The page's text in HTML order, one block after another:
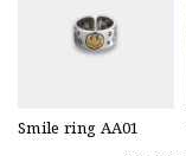
Smile ring AA01